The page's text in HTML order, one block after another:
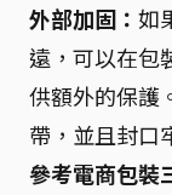
外部加固： 如
遠，可以在包
供額外的保護
帶，並且封口
參考電商包裝